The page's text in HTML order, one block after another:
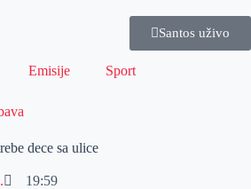
Santos uživo
Emisije Sport
dece sa ulice
19:59